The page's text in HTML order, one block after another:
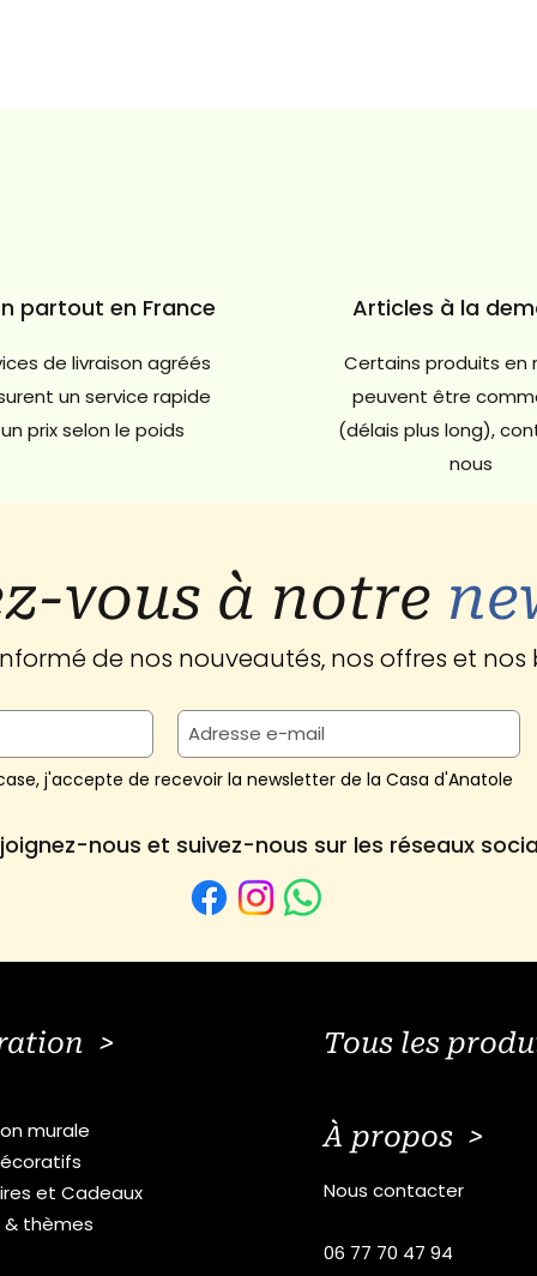
partout en France
de livraison agréés
un service rapide
prix selon le poids
Articles à la
Certains produits en
peuvent être
(délais plus long),
nous
vous à notre
de nos nouveautés, nos offres et nos
j'accepte de recevoir la newsletter de la Casa d'Anatole
nous et suivez-nous sur les réseaux
>
murale
et Cadeaux
& thèmes
Tous les
À propos >
Nous contacter
06 77 70 47 94